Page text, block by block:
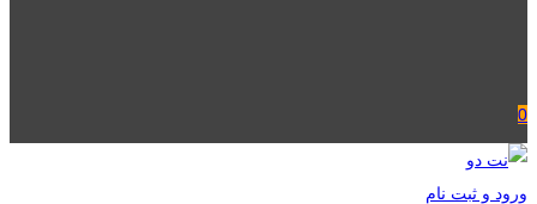
0
ورود و ثبت نام